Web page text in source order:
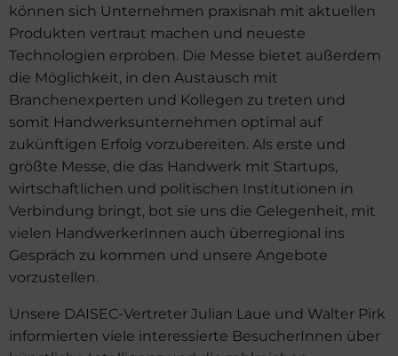
können sich Unternehmen praxisnah mit aktuellen
Produkten vertraut machen und neueste
Technologien erproben. Die Messe bietet außerdem
die Möglichkeit, in den Austausch mit
Branchenexperten und Kollegen zu treten und
somit Handwerksunternehmen optimal auf
zukünftigen Erfolg vorzubereiten. Als erste und
größte Messe, die das Handwerk mit Startups,
wirtschaftlichen und politischen Institutionen in
Verbindung bringt, bot sie uns die Gelegenheit, mit
vielen HandwerkerInnen auch überregional ins
Gespräch zu kommen und unsere Angebote
vorzustellen.
Unsere DAISEC-Vertreter Julian Laue und Walter Pirk
informierten viele interessierte BesucherInnen über